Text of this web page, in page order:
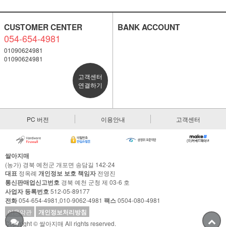
CUSTOMER CENTER
054-654-4981
01090624981
01090624981
고객센터
연결하기
BANK ACCOUNT
PC 버전 이용안내 고객센터
쌀아지매
(농가) 경북 예천군 개포면 송담길 142-24
대표 정옥례 개인정보 보호 책임자전영진
통신판매업신고번호 경북 예천 군청 제 03-6 호
사업자 등록번호512-05-89177
전화054-654-4981,010-9062-4981 팩스0504-080-4981
이용약관
개인정보처리방침
Copyright © 쌀아지매 All rights reserved.